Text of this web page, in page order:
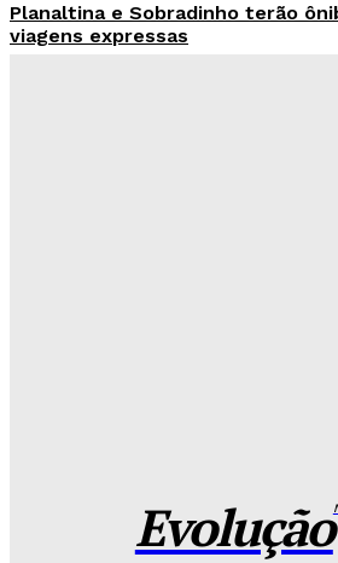
Planaltina e Sobradinho terão
viagens expressas
Evolução